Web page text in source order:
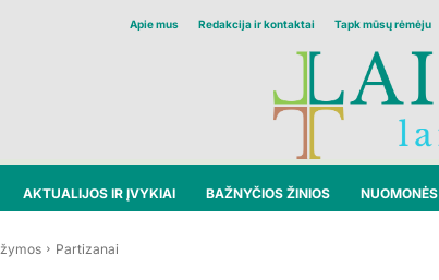
Apie mus Redakcija ir kontaktai Tapk mūsų rėmėju
AKTUALIJOS IR ĮVYKIAI BAŽNYČIOS ŽINIOS NUOMONĖS
žymos Partizanai